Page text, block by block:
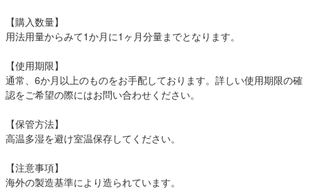
【購入数量】
用法用量からみて1か月に1ヶ月分量までとなります。
【使用期限】
通常、6か月以上のものをお手配しております。詳しい使用期限の確
認をご希望の際にはお問い合わせください。
【保管方法】
高温多湿を避け室温保存してください。
【注意事項】
海外の製造基準により造られています。